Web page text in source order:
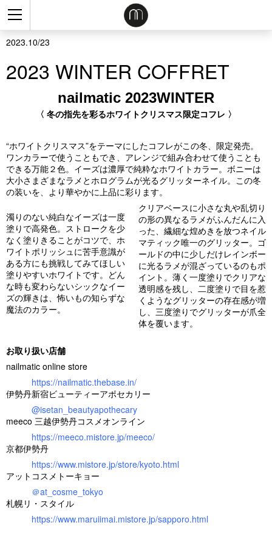
2023.10/23
2023 WINTER COFFRET
nailmatic 2023WINTER
〈 冬の指先を彩るホワイトクリスマス限定コフレ 〉
“ホワイトクリスマス”をテーマにしたコフレがこの冬、限定発売。
ワンカラーで使うこともでき、アレンジで組み合わせて使うことも
できる万能２色。イーズは濃厚で純粋なホワイトカラー。ボニーは
大小さまざまなラメとホログラムが光るグリッターネイル。この冬
の装いを、より華やかに上品に彩ります。
濁りのない純白なイーズは一度
塗りで高発色。ストロークを少
なく塗りきることがコツで、ホ
ワイトポリッシュに苦手意識が
ある方にも挑戦してみてほしい
塗りやすいホワイトです。どん
な時も変わらないシックなイー
ズの輝きは、怖いもの知らずな
魔法のカラー。
クリアベースに小さな丸や乱切り
の形の異なるラメがふんだんに入
った、繊細な煌めきを放つネイル
マティック唯一のグリッター。ゴ
ールドの中に少しだけレインボー
に光るラメが混ざっているのもポ
イント。薄く一度塗りでクリアな
透明感を残し、二度塗りで目を惹
くようなグリッターの存在感が増
し、三度塗りでグリッターが爪全
体を覆います。
お取り扱い店舗
nailmatic online store
https://nailmatic.thebase.in/
伊勢丹新宿ビューティーアポセカリー
@isetan_beautyapothecary
meeco 三越伊勢丹コスメオンライン
https://meeco.mistore.jp/meeco/
京都伊勢丹
https://www.mistore.jp/store/kyoto.html
アットコスメトーキョー
＠at_cosme_tokyo
札幌リ・スタイル
https://www.maruiimai.mistore.jp/sapporo.html